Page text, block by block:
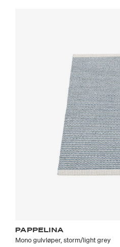
PAPPELINA
Mono gulvløper, storm/light grey